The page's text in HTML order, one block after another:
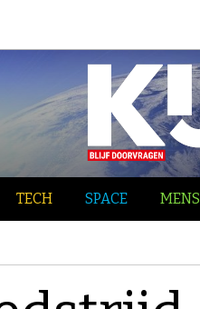
TECH SPACE MENS